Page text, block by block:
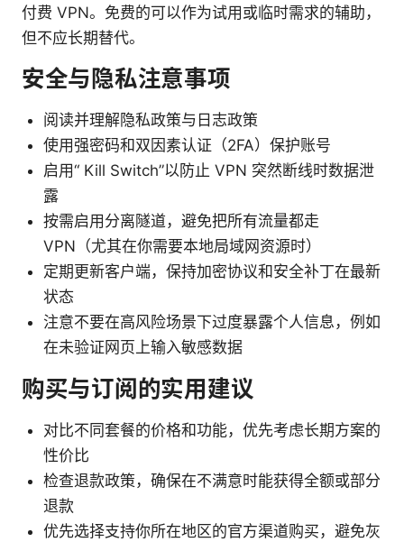
付费 VPN。免费的可以作为试用或临时需求的辅助，
但不应长期替代。
安全与隐私注意事项
阅读并理解隐私政策与日志政策
使用强密码和双因素认证（2FA）保护账号
启用“ Kill Switch”以防止 VPN 突然断线时数据泄
露
按需启用分离隧道，避免把所有流量都走
VPN（尤其在你需要本地局域网资源时）
定期更新客户端，保持加密协议和安全补丁在最新
状态
注意不要在高风险场景下过度暴露个人信息，例如
在未验证网页上输入敏感数据
购买与订阅的实用建议
对比不同套餐的价格和功能，优先考虑长期方案的
性价比
检查退款政策，确保在不满意时能获得全额或部分
退款
优先选择支持你所在地区的官方渠道购买，避免灰